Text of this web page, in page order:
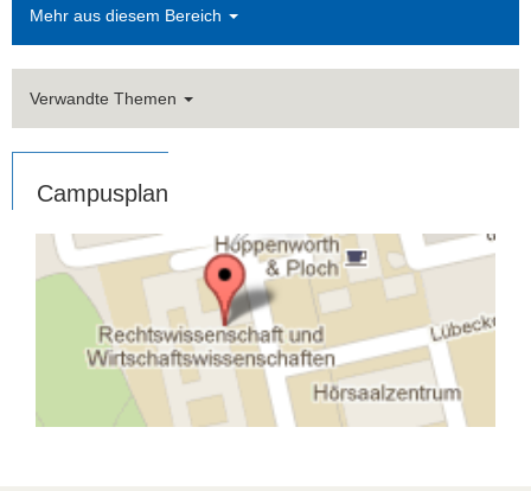
Mehr aus diesem Bereich
Verwandte Themen
Campusplan